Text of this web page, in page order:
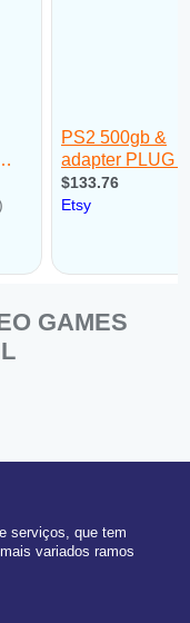
GAMES
serviços, que tem
variados ramos